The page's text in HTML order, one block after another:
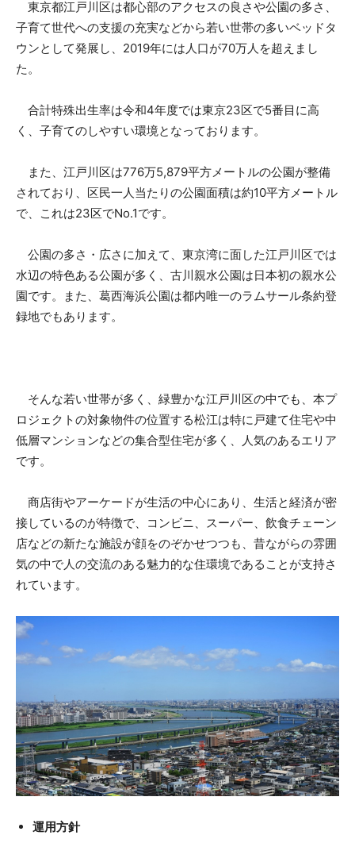
東京都江戸川区は都心部のアクセスの良さや公園の多さ、
子育て世代への支援の充実などから若い世帯の多いベッドタ
ウンとして発展し、2019年には人口が70万人を超えまし
た。
合計特殊出生率は令和4年度では東京23区で5番目に高
く、子育てのしやすい環境となっております。
また、江戸川区は776万5,879平方メートルの公園が整備
されており、区民一人当たりの公園面積は約10平方メートル
で、これは23区でNo.1です。
公園の多さ・広さに加えて、東京湾に面した江戸川区では
水辺の特色ある公園が多く、古川親水公園は日本初の親水公
園です。また、葛西海浜公園は都内唯一のラムサール条約登
録地でもあります。
そんな若い世帯が多く、緑豊かな江戸川区の中でも、本プ
ロジェクトの対象物件の位置する松江は特に戸建て住宅や中
低層マンションなどの集合型住宅が多く、人気のあるエリア
です。
商店街やアーケードが生活の中心にあり、生活と経済が密
接しているのが特徴で、コンビニ、スーパー、飲食チェーン
店などの新たな施設が顔をのぞかせつつも、昔ながらの雰囲
気の中で人の交流のある魅力的な住環境であることが支持さ
れています。
運用方針